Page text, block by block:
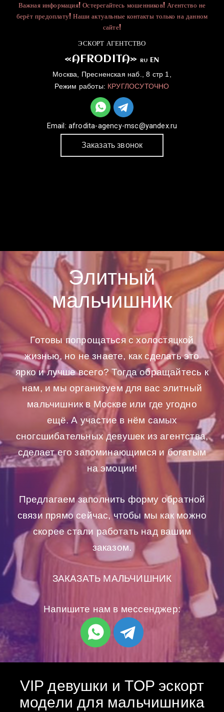
Важная информация! Остерегайтесь мошенников! Агентство не
берёт предоплату! Наши актуальные контакты только на данном
сайте!
ЭСКОРТ АГЕНТСТВО
«AFRODITA» RU EN
Москва, Пресненская наб., 8 стр 1,
Режим работы: КРУГЛОСУТОЧНО
Email: afrodita-agency-msc@yandex.ru
Заказать звонок
Элитный
мальчишник
Готовы попрощаться с холостяцкой
жизнью, но не знаете, как сделать это
ярко и лучше всего? Тогда обращайтесь к
нам, и мы организуем для вас элитный
мальчишник в Москве или где угодно
ещё. А участие в нём самых
сногсшибательных девушек из агентства,
сделает его запоминающимся и богатым
на эмоции!
Предлагаем заполнить форму обратной
связи прямо сейчас, чтобы мы как можно
скорее стали работать над вашим
заказом.
ЗАКАЗАТЬ МАЛЬЧИШНИК
Напишите нам в мессенджер:
VIP девушки и TOP эскорт
модели для мальчишника